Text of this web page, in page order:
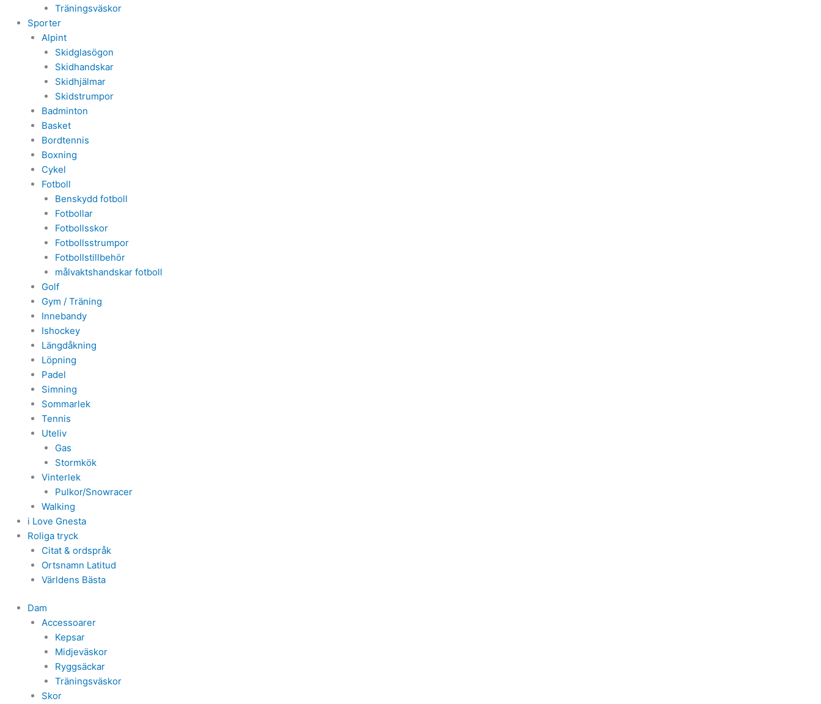
Träningsväskor
Sporter
Alpint
Skidglasögon
Skidhandskar
Skidhjälmar
Skidstrumpor
Badminton
Basket
Bordtennis
Boxning
Cykel
Fotboll
Benskydd fotboll
Fotbollar
Fotbollsskor
Fotbollsstrumpor
Fotbollstillbehör
målvaktshandskar fotboll
Golf
Gym / Träning
Innebandy
Ishockey
Längdåkning
Löpning
Padel
Simning
Sommarlek
Tennis
Uteliv
Gas
Stormkök
Vinterlek
Pulkor/Snowracer
Walking
i Love Gnesta
Roliga tryck
Citat & ordspråk
Ortsnamn Latitud
Världens Bästa
Dam
Accessoarer
Kepsar
Midjeväskor
Ryggsäckar
Träningsväskor
Skor